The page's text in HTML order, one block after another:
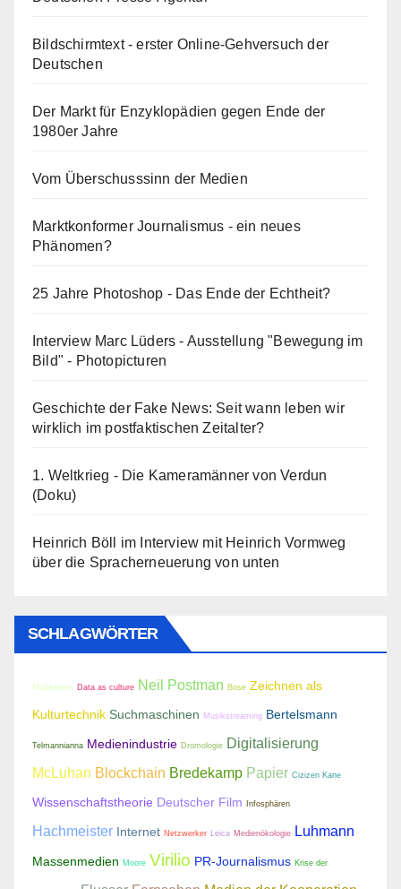
Bildschirmtext - erster Online-Gehversuch der
Deutschen
Der Markt für Enzyklopädien gegen Ende der
1980er Jahre
Vom Überschusssinn der Medien
Marktkonformer Journalismus - ein neues
Phänomen?
25 Jahre Photoshop - Das Ende der Echtheit?
Interview Marc Lüders - Ausstellung "Bewegung im
Bild" - Photopicturen
Geschichte der Fake News: Seit wann leben wir
wirklich im postfaktischen Zeitalter?
1. Weltkrieg - Die Kameramänner von Verdun
(Doku)
Heinrich Böll im Interview mit Heinrich Vormweg
über die Spracherneuerung von unten
SCHLAGWÖRTER
Multitasker Data as culture Neil Postman Bose Zeichnen als
Kulturtechnik Suchmaschinen Musikstreaming Bertelsmann
Telmannianna Medienindustrie Dromologie Digitalisierung
McLuhan Blockchain Bredekamp Papier Cizizen Kane
Wissenschaftstheorie Deutscher Film Infosphären
Hachmeister Internet Netzwerker Leica Medienökologie Luhmann
Massenmedien Moore Virilio PR-Journalismus Krise der